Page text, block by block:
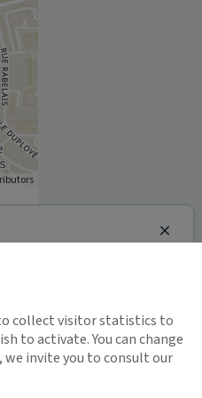
Close
collect visitor statistics to
to activate. You can change
invite you to consult our